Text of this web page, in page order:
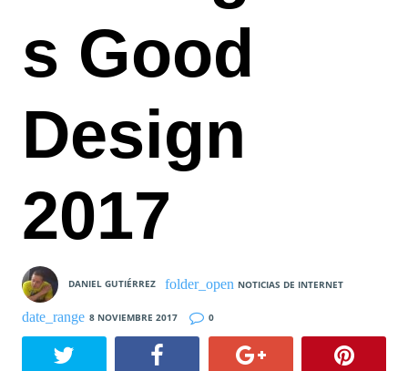
s Good
Design
2017
DANIEL GUTIÉRREZ NOTICIAS DE INTERNET
8 NOVIEMBRE 2017 0